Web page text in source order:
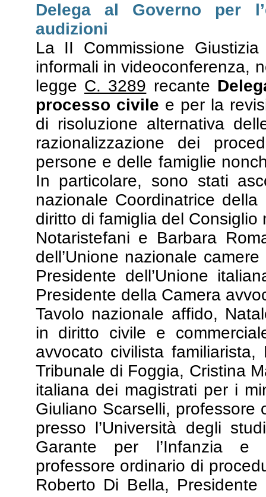
Delega al Governo per
audizioni
La II Commissione
informali in videoconferenza,
legge C. 3289 recante
processo civile e per la
di risoluzione alternativa
razionalizzazione dei
persone e delle famiglie
In particolare, sono stati
nazionale Coordinatrice
diritto di famiglia del
Notaristefani e Barbara
dell’Unione nazionale
Presidente dell’Unione
Presidente della Camera
Tavolo nazionale affido,
in diritto civile e
avvocato civilista
Tribunale di Foggia, Cristina
italiana dei magistrati per i
Giuliano Scarselli, professore
presso l’Università degli
Garante per l’Infanzia e
professore ordinario di
Roberto Di Bella,